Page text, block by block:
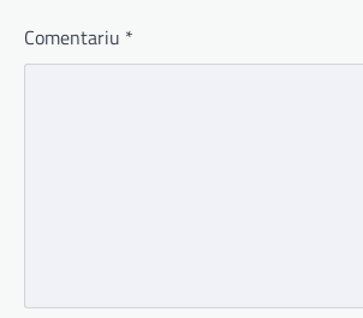
Comentariu *